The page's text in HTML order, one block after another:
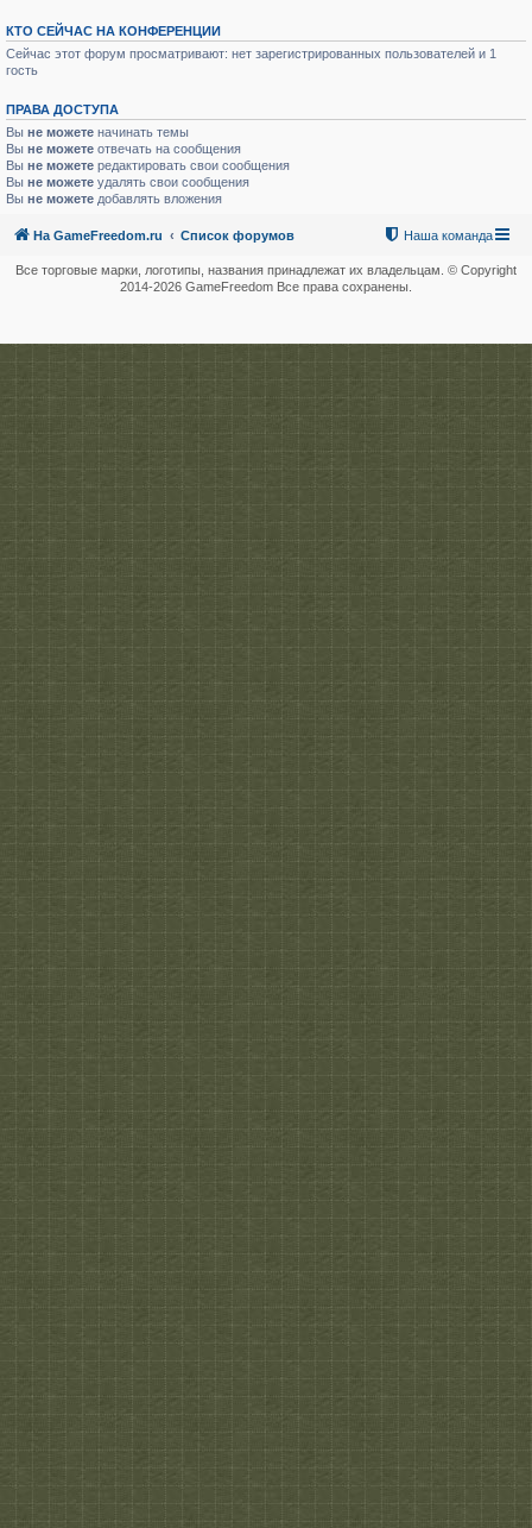
КТО СЕЙЧАС НА КОНФЕРЕНЦИИ
Сейчас этот форум просматривают: нет зарегистрированных пользователей и 1
гость
ПРАВА ДОСТУПА
Вы не можете начинать темы
Вы не можете отвечать на сообщения
Вы не можете редактировать свои сообщения
Вы не можете удалять свои сообщения
Вы не можете добавлять вложения
На GameFreedom.ru Список форумов Наша команда
Все торговые марки, логотипы, названия принадлежат их владельцам. © Copyright
2014-2026 GameFreedom Все права сохранены.